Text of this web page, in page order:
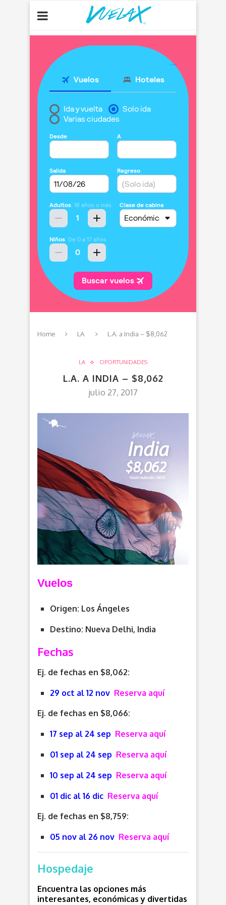
Home LA L.A. a India – $8,062
LA OPORTUNIDADES
L.A. A INDIA – $8,062
julio 27, 2017
Vuelos
Origen: Los Ángeles
Destino: Nueva Delhi, India
Fechas
Ej. de fechas en $8,062:
29 oct al 12 nov Reserva aquí
Ej. de fechas en $8,066:
17 sep al 24 sep Reserva aquí
01 sep al 24 sep Reserva aquí
10 sep al 24 sep Reserva aquí
01 dic al 16 dic Reserva aquí
Ej. de fechas en $8,759:
05 nov al 26 nov Reserva aquí
Hospedaje
Encuentra las opciones más
interesantes, económicas y divertidas